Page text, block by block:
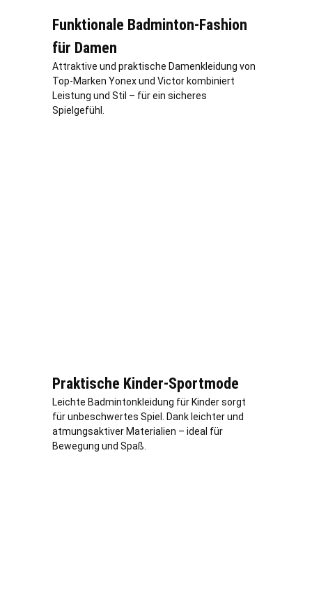
Funktionale Badminton-Fashion
für Damen
Attraktive und praktische Damenkleidung von
Top-Marken Yonex und Victor kombiniert
Leistung und Stil – für ein sicheres
Spielgefühl.
Praktische Kinder-Sportmode
Leichte Badmintonkleidung für Kinder sorgt
für unbeschwertes Spiel. Dank leichter und
atmungsaktiver Materialien – ideal für
Bewegung und Spaß.